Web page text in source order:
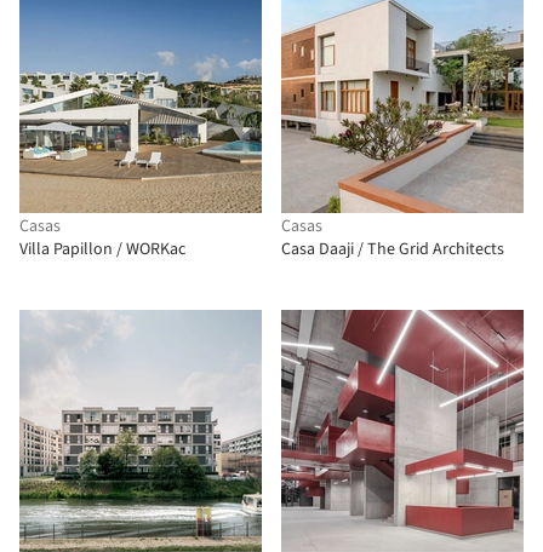
Casas
Villa Papillon / WORKac
Casas
Casa Daaji / The Grid Architects